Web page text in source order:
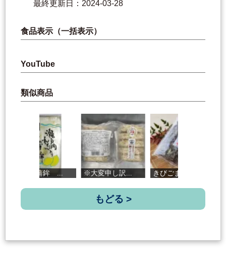
最終更新日：2024-03-28
食品表示（一括表示）
YouTube
類似商品
手押し蒲鉾 ... ※大変申し訳... きびごま
もどる >